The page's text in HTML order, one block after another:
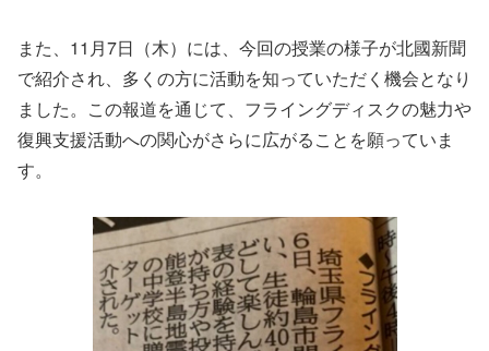
また、11月7日（木）には、今回の授業の様子が北國新聞
で紹介され、多くの方に活動を知っていただく機会となり
ました。この報道を通じて、フライングディスクの魅力や
復興支援活動への関心がさらに広がることを願っていま
す。